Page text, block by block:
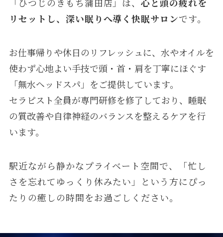
リセットし、深い眠りへ導く快眠サロンです。
お仕事帰りや休日のリフレッシュに、水やオイルを
使わず心地よい手技で頭・首・肩を丁寧にほぐす
「無水ヘッドスパ」をご提供しています。
セラピスト全員が専門研修を修了しており、睡眠
の質改善や自律神経のバランスを整えるケアを行
います。
駅近ながら静かなプライベート空間で、「忙し
さを忘れてゆっくり休みたい」という方にぴっ
たりの癒しの時間をお過ごしください。